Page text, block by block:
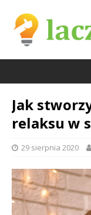
Jak
relaksu w
29 sierpnia 2020